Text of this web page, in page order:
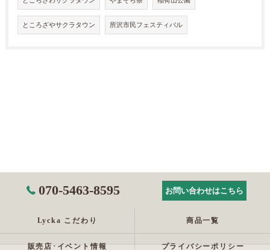
ところざやサクラタウン 所沢市民フェスティバル
070-5463-8595 お問い合わせはこちら
Lycka こだわり 商品一覧
販売店･イベント情報 プライバシーポリシー